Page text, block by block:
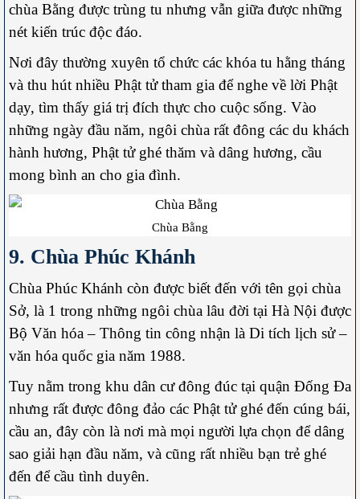
chùa Bằng được trùng tu nhưng vẫn giữa được những
nét kiến trúc độc đáo.
Nơi đây thường xuyên tổ chức các khóa tu hằng tháng
và thu hút nhiều Phật tử tham gia để nghe về lời Phật
dạy, tìm thấy giá trị đích thực cho cuộc sống. Vào
những ngày đầu năm, ngôi chùa rất đông các du khách
hành hương, Phật tử ghé thăm và dâng hương, cầu
mong bình an cho gia đình.
Chùa Bằng
9. Chùa Phúc Khánh
Chùa Phúc Khánh còn được biết đến với tên gọi chùa
Sở, là 1 trong những ngôi chùa lâu đời tại Hà Nội được
Bộ Văn hóa – Thông tin công nhận là Di tích lịch sử –
văn hóa quốc gia năm 1988.
Tuy nằm trong khu dân cư đông đúc tại quận Đống Đa
nhưng rất được đông đảo các Phật tử ghé đến cúng bái,
cầu an, đây còn là nơi mà mọi người lựa chọn để dâng
sao giải hạn đầu năm, và cũng rất nhiều bạn trẻ ghé
đến để cầu tình duyên.